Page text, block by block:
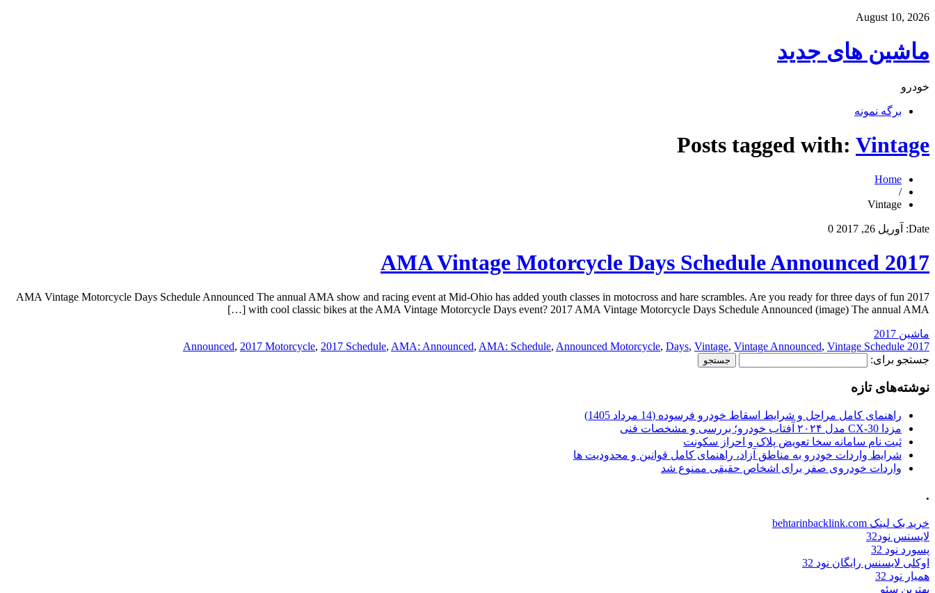
August 10, 2026
ماشین های جدید
خودرو
برگه نمونه
Posts tagged with: Vintage
Home
/
Vintage
Date: آوریل 26, 2017 0
2017 AMA Vintage Motorcycle Days Schedule Announced
2017 AMA Vintage Motorcycle Days Schedule Announced The annual AMA show and racing event at Mid-Ohio has added youth classes in motocross and hare scrambles. Are you ready for three days of fun
with cool classic bikes at the AMA Vintage Motorcycle Days event? 2017 AMA Vintage Motorcycle Days Schedule Announced (image) The annual AMA […]
ماشین 2017
2017 Announced
, 2017 Motorcycle, 2017 Schedule, AMA: Announced, AMA: Schedule, Announced Motorcycle, Days, Vintage, Vintage Announced, Vintage Schedule
جستجو برای:
نوشته‌های تازه
راهنمای کامل مراحل و شرایط اسقاط خودرو فرسوده (14 مرداد 1405)
مزدا CX-30 مدل ۲۰۲۴ آفتاب خودرو؛ بررسی و مشخصات فنی
ثبت نام سامانه سخا تعویض پلاک و احراز سکونت
شرایط واردات خودرو به مناطق آزاد، راهنمای کامل قوانین و محدودیت ها
واردات خودروی صفر برای اشخاص حقیقی ممنوع شد
.
خرید بک لینک behtarinbacklink.com
لایسنس نود32
پسورد نود 32
اوکلی لایسنس رایگان نود 32
همیار نود 32
بهترین سئو